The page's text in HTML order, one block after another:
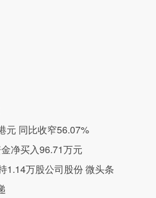
元 同比收窄56.07%
净买入96.71万元
1.14万股公司股份 微头条